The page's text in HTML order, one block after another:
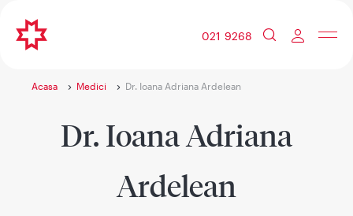
021 9268
Acasa Medici Dr. Ioana Adriana Ardelean
Dr. Ioana Adriana
Ardelean